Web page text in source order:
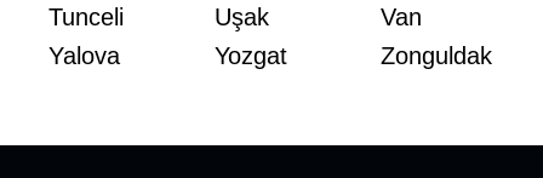
Tunceli
Uşak
Van
Yalova
Yozgat Zonguldak